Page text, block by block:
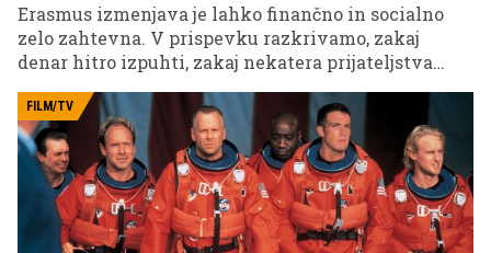
Erasmus izmenjava je lahko finančno in socialno
zelo zahtevna. V prispevku razkrivamo, zakaj
denar hitro izpuhti, zakaj nekatera prijateljstva
priznavanjem izpitov, da vam ne bo treba vračati
štipendije.
FILM/TV